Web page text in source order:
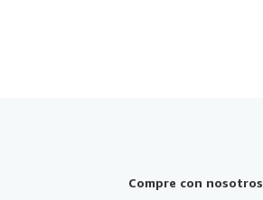
Compre con nosotros